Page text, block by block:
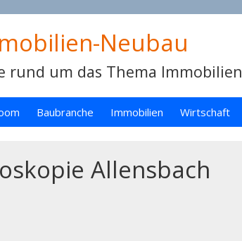
Neubau
rund um das Thema Immobilien
Baubranche Immobilien Wirtschaft
Allensbach